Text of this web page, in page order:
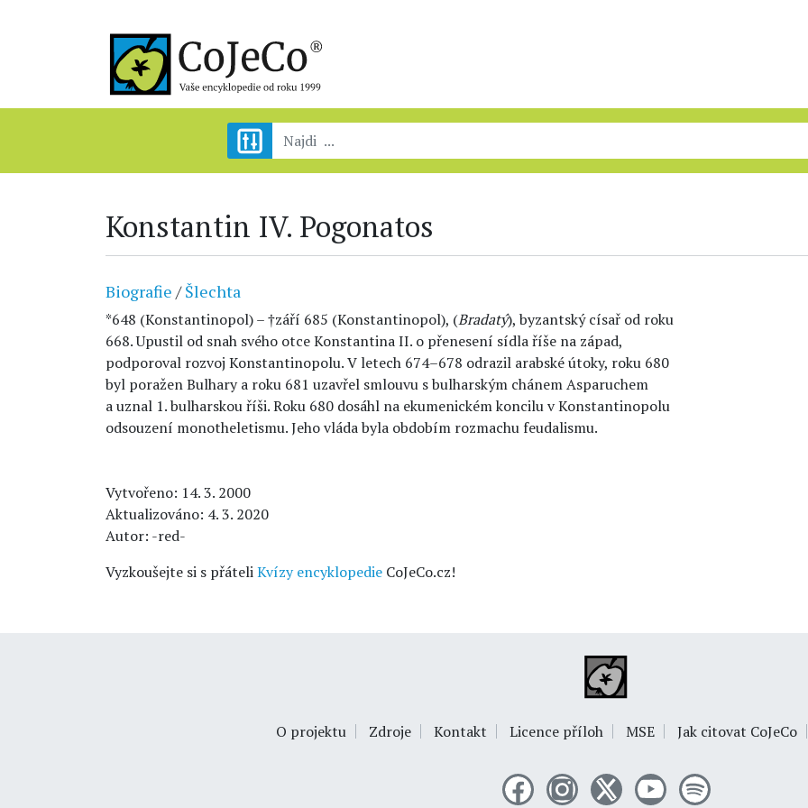
Konstantin IV. Pogonatos
Biografie /Šlechta
*648 (Konstantinopol) – †září 685 (Konstantinopol), (Bradatý), byzantský císař od roku
668. Upustil od snah svého otce Konstantina II. o přenesení sídla říše na západ,
podporoval rozvoj Konstantinopolu. V letech 674–678 odrazil arabské útoky, roku 680
byl poražen Bulhary a roku 681 uzavřel smlouvu s bulharským chánem Asparuchem
a uznal 1. bulharskou říši. Roku 680 dosáhl na ekumenickém koncilu v Konstantinopolu
odsouzení monotheletismu. Jeho vláda byla obdobím rozmachu feudalismu.
Vytvořeno: 14. 3. 2000
Aktualizováno: 4. 3. 2020
Autor: -red-
Vyzkoušejte si s přáteliKvízy encyklopedie CoJeCo.cz!
O projektu Zdroje Kontakt Licence příloh MSE Jak citovat CoJeCo